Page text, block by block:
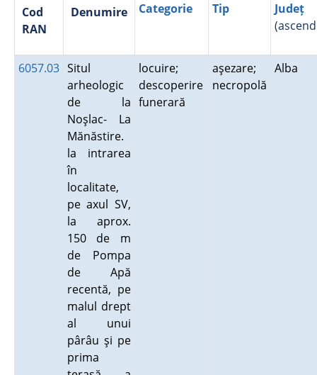
Cod
RAN
Denumire Categorie Tip
Județ
6057.03 Situl
arheologic
de la
Noşlac- La
Mănăstire.
la intrarea
în
localitate,
pe axul SV,
la aprox.
150 de m
de Pompa
de Apă
recentă, pe
malul drept
al unui
pârâu şi pe
prima
locuire;
descoperire
funerară
aşezare;
necropolă
Alba